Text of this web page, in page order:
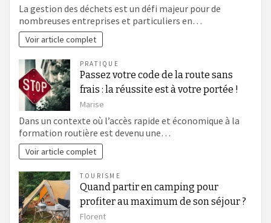
La gestion des déchets est un défi majeur pour de
nombreuses entreprises et particuliers en…
Voir article complet
PRATIQUE
Passez votre code de la route sans
frais : la réussite est à votre portée !
Marise
Dans un contexte où l’accès rapide et économique à la
formation routière est devenu une…
Voir article complet
TOURISME
Quand partir en camping pour
profiter au maximum de son séjour ?
Florent